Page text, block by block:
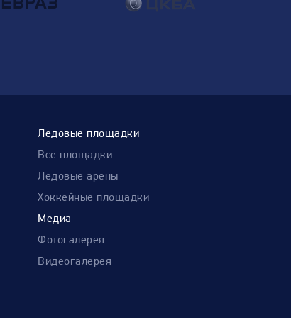
Ледовые площадки
Все площадки
Ледовые арены
Хоккейные площадки
Медиа
Фотогалерея
Видеогалерея